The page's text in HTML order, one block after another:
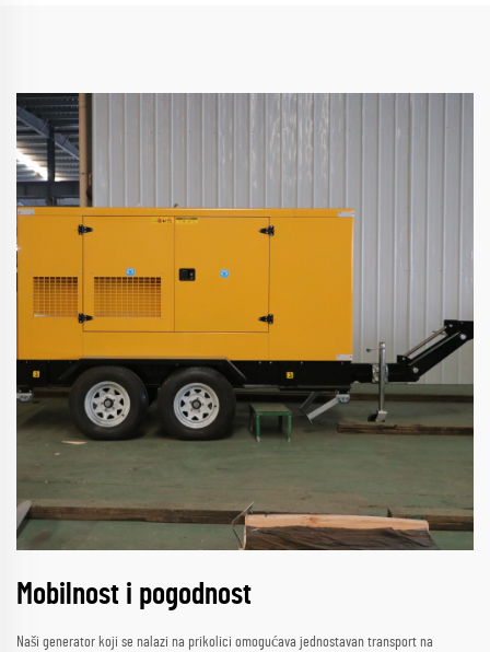
Mobilnost i pogodnost
Naši generator koji se nalazi na prikolici omogućava jednostavan transport na